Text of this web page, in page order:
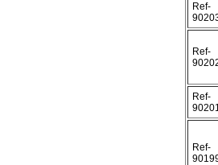
Ref-
Ref-
Ref-
Ref-